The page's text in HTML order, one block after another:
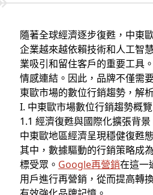
隨著全球經濟逐步復甦，中東
企業越來越依賴技術和人工智
業吸引和留住客戶的重要工具
情感連結。因此，品牌不僅需
東歐市場的數位行銷趨勢，解
I. 中東歐市場數位行銷趨勢概覽
1.1 經濟復甦與國際化擴張背景
中東歐地區經濟呈現穩健復甦
其中，數據驅動的行銷策略成
標受眾。 Google再營銷在這一
用戶進行再營銷，從而提高轉